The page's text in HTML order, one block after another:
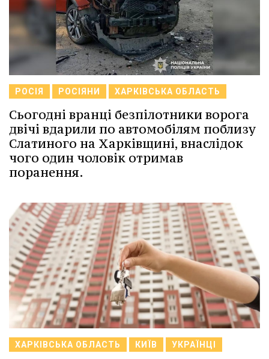
РОСІЯ РОСІЯНИ ХАРКІВСЬКА ОБЛАСТЬ
Сьогодні вранці безпілотники ворога
двічі вдарили по автомобілям поблизу
Слатиного на Харківщині, внаслідок
чого один чоловік отримав
поранення.
ХАРКІВСЬКА ОБЛАСТЬ КИЇВ УКРАЇНЦІ